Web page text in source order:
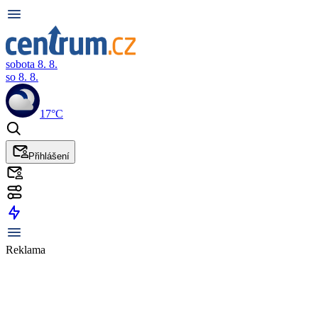
sobota 8. 8.
so 8. 8.
17°C
Přihlášení
Reklama